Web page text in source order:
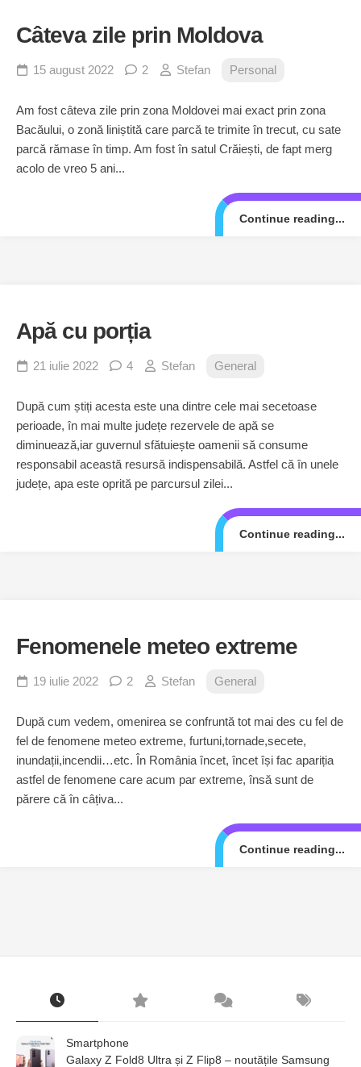
Câteva zile prin Moldova
15 august 2022 2 Stefan Personal
Am fost câteva zile prin zona Moldovei mai exact prin zona
Bacăului, o zonă liniștită care parcă te trimite în trecut, cu sate
parcă rămase în timp. Am fost în satul Crăiești, de fapt merg
acolo de vreo 5 ani...
Continue reading...
Apă cu porția
21 iulie 2022 4 Stefan General
După cum știți acesta este una dintre cele mai secetoase
perioade, în mai multe județe rezervele de apă se
diminuează,iar guvernul sfătuiește oamenii să consume
responsabil această resursă indispensabilă. Astfel că în unele
județe, apa este oprită pe parcursul zilei...
Continue reading...
Fenomenele meteo extreme
19 iulie 2022 2 Stefan General
După cum vedem, omenirea se confruntă tot mai des cu fel de
fel de fenomene meteo extreme, furtuni,tornade,secete,
inundații,incendii…etc. În România încet, încet își fac apariția
astfel de fenomene care acum par extreme, însă sunt de
părere că în câțiva...
Continue reading...
Smartphone
Galaxy Z Fold8 Ultra și Z Flip8 – noutățile Samsung